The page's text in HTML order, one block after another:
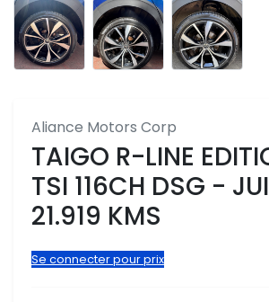
Aliance Motors Corp
TAIGO R-LINE
TSI 116CH DSG -
21.919 KMS
Se connecter pour prix